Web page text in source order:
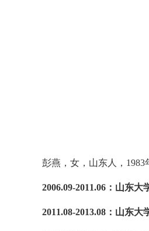
彭燕，女，山东人，
2006.09-2011.06：山东大
2011.08-2013.08： 山东大